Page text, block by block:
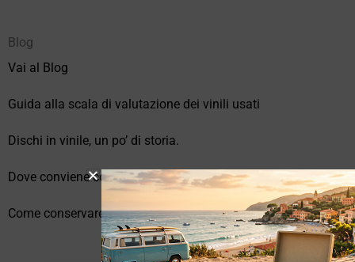
Blog
Vai al Blog
Guida alla scala di valutazione dei vinili usati
Dischi in vinile, un po’ di storia.
Dove conviene comprare vinili online?
Come conservare correttamente i vinili usati